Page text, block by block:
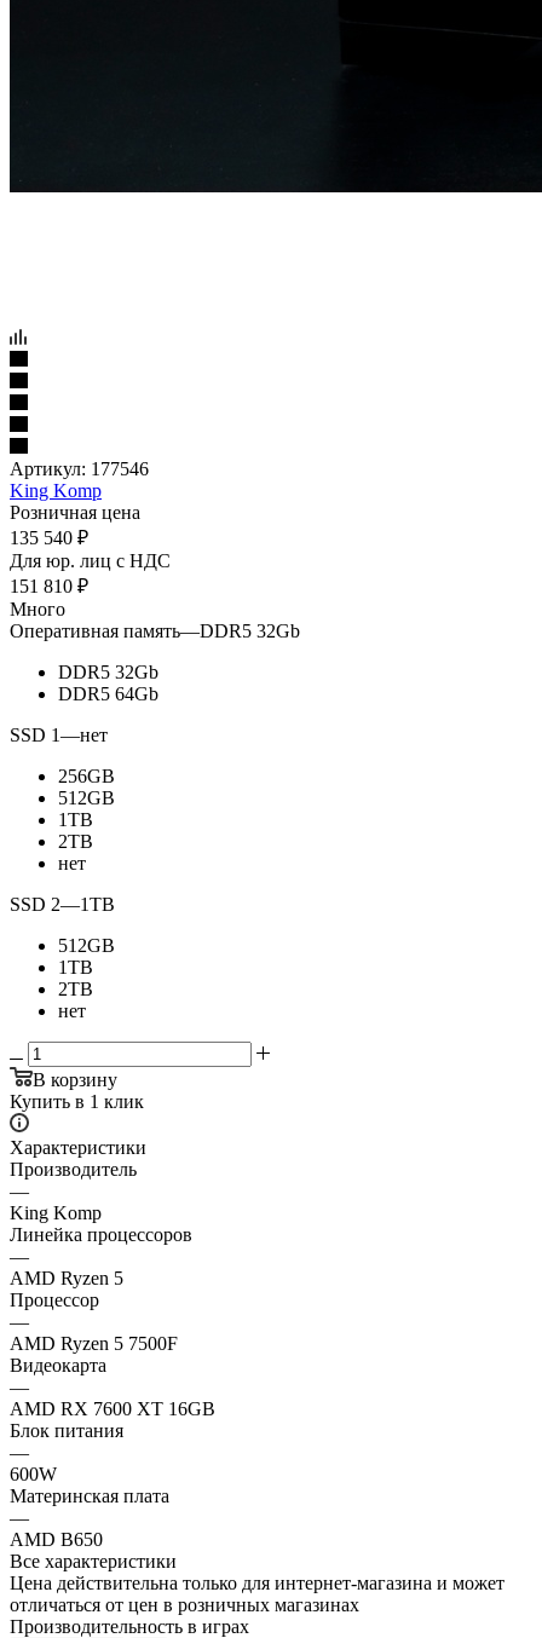
Артикул: 177546
King Komp
Розничная цена
135 540 ₽
Для юр. лиц c НДС
151 810 ₽
Много
Оперативная память—DDR5 32Gb
DDR5 32Gb
DDR5 64Gb
SSD 1—нет
256GB
512GB
1TB
2TB
нет
SSD 2—1TB
512GB
1TB
2TB
нет
В корзину
Купить в 1 клик
Характеристики
Производитель
—
King Komp
Линейка процессоров
—
AMD Ryzen 5
Процессор
—
AMD Ryzen 5 7500F
Видеокарта
—
AMD RX 7600 XT 16GB
Блок питания
—
600W
Материнская плата
—
AMD B650
Все характеристики
Цена действительна только для интернет-магазина и может
отличаться от цен в розничных магазинах
Производительность в играх